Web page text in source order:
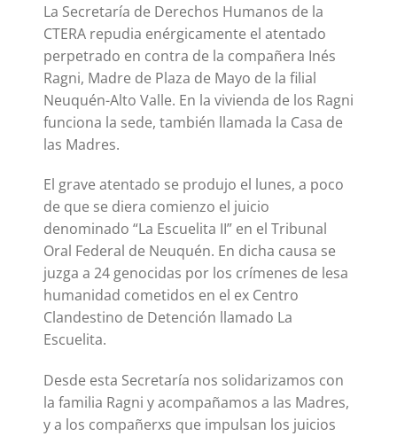
La Secretaría de Derechos Humanos de la
CTERA repudia enérgicamente el atentado
perpetrado en contra de la compañera Inés
Ragni, Madre de Plaza de Mayo de la filial
Neuquén-Alto Valle. En la vivienda de los Ragni
funciona la sede, también llamada la Casa de
las Madres.
El grave atentado se produjo el lunes, a poco
de que se diera comienzo el juicio
denominado “La Escuelita II” en el Tribunal
Oral Federal de Neuquén. En dicha causa se
juzga a 24 genocidas por los crímenes de lesa
humanidad cometidos en el ex Centro
Clandestino de Detención llamado La
Escuelita.
Desde esta Secretaría nos solidarizamos con
la familia Ragni y acompañamos a las Madres,
y a los compañerxs que impulsan los juicios